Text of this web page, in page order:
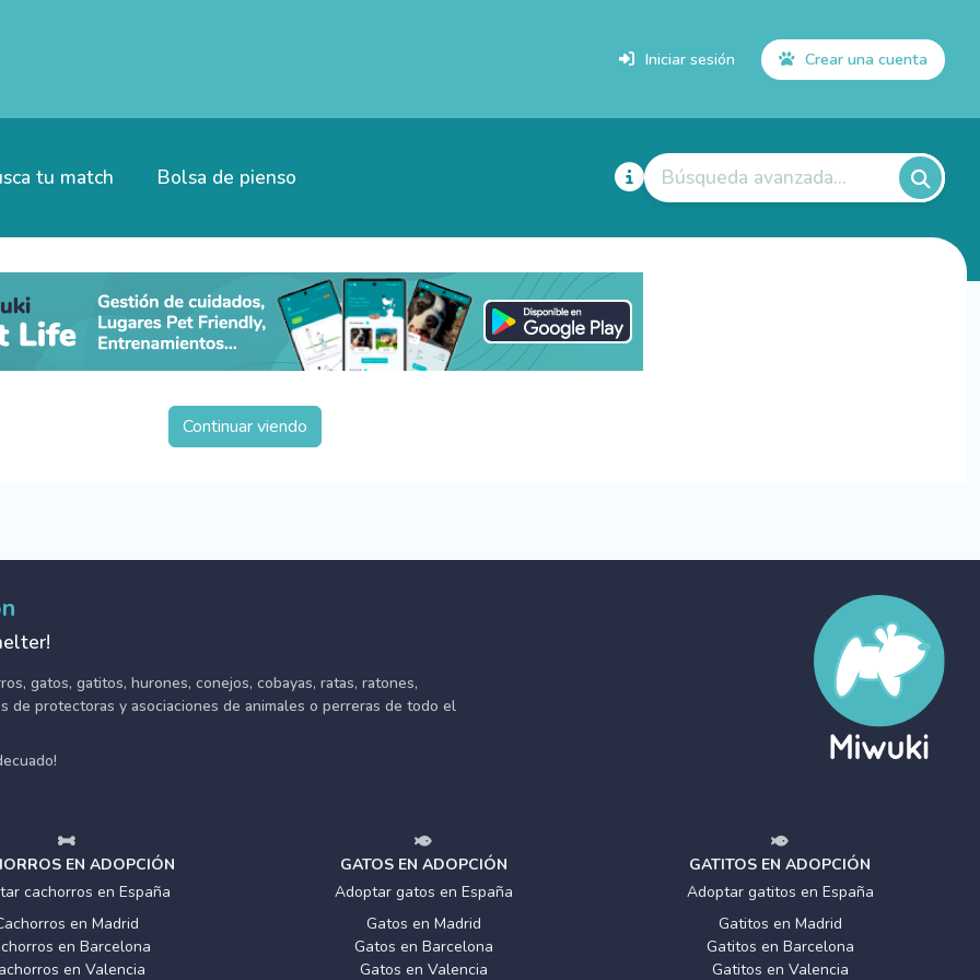
Iniciar sesión Crear una cuenta
tu match Bolsa de pienso Búsqueda avanzada...
Continuar viendo
gatos, gatitos, hurones, conejos, cobayas, ratas, ratones,
de protectoras y asociaciones de animales o perreras de todo el
EN ADOPCIÓN
cachorros en España
en Madrid
en Barcelona
en Valencia
GATOS EN ADOPCIÓN
Adoptar gatos en España
Gatos en Madrid
Gatos en Barcelona
Gatos en Valencia
GATITOS EN ADOPCIÓN
Adoptar gatitos en España
Gatitos en Madrid
Gatitos en Barcelona
Gatitos en Valencia